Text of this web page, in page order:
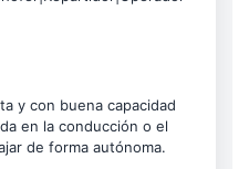
y con buena capacidad
en la conducción o el
de forma autónoma.